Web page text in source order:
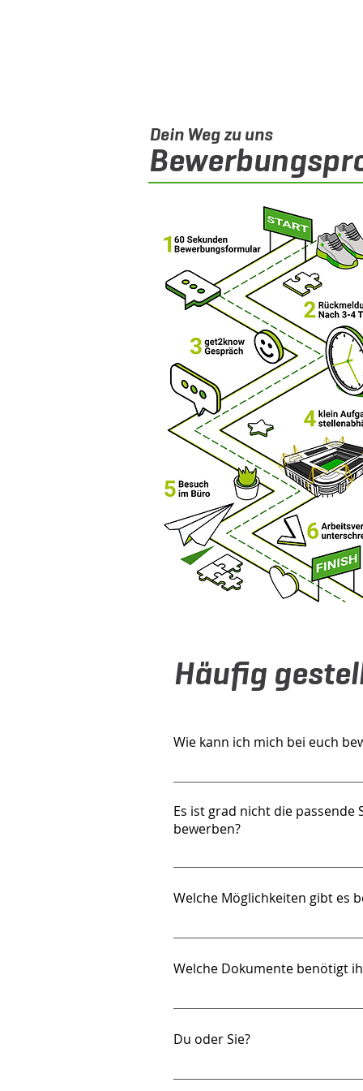
Dein Weg zu uns
Häufig
Wie kann ich mich bei euch
Am einfachsten bewirbst du
deine Bewerbung auch per E-
Es ist grad nicht die
bewerben?
Klar! Wir freuen uns über jede
Welche Möglichkeiten gibt es
Du kannst an bis zu zwei Tagen
Welche Dokumente benötigt
Für deine Bewerbung
von deinen fachlichen Skills.
Du oder Sie?
Bei agido duzen wir uns – vom